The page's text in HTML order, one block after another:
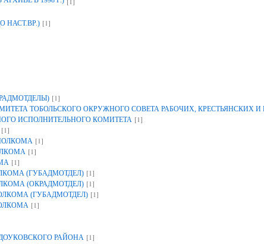
НАСТ.ВР.) [1]
[1]
ТОБОЛЬСКОГО ОКРУЖНОГО СОВЕТА РАБОЧИХ, КРЕСТЬЯНСКИХ
ИСПОЛНИТЕЛЬНОГО КОМИТЕТА [1]
[1]
[1]
[1]
[1]
(ГУБАДМОТДЕЛ) [1]
(ОКРАДМОТДЕЛ) [1]
(ГУБАДМОТДЕЛ) [1]
[1]
РАЙОНА [1]